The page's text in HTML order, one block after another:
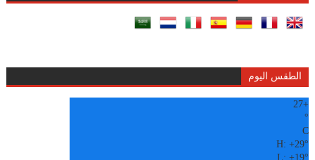
الطقس اليوم
+
27
°
C
H:+29°
L:+19°